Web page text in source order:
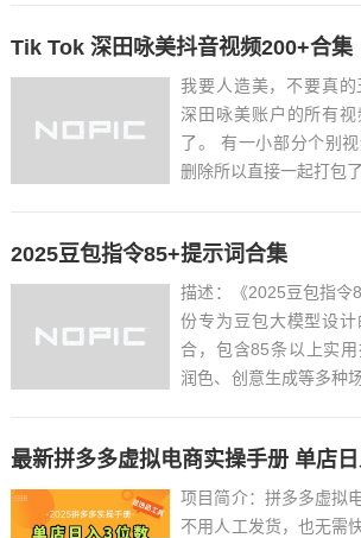
片文字识别OCR等增值
Tik Tok 深田咏美抖音视频200+合集
我要人造美，不要真
深田咏美账户的所有
了。 有一小部分个别
删除所以直接一起打包了
2025豆包指令85+提示词合集
描述：《2025豆包指令
份专为豆包大模型设
合，包含85条以上实用
润色、创意生成等多种
项目简介：拼多多虚拟
不用人工发货，也无需